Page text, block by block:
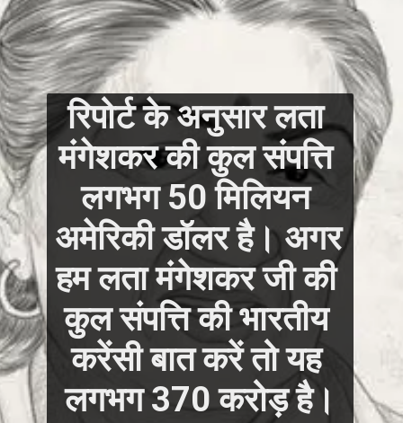
रिपोर्ट के अनुसार लता
मंगेशकर की कुल संपत्ति
लगभग 50 मिलियन
अमेरिकी डॉलर है। अगर
हम लता मंगेशकर जी की
कुल संपत्ति की भारतीय
करेंसी बात करें तो यह
लगभग 370 करोड़ है।